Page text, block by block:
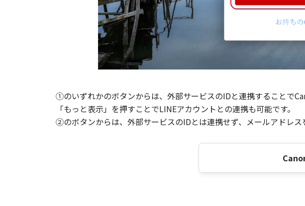
①のいずれかのボタンからは、外部サービスのIDと連携することで
「もっと表示」を押すことでLINEアカウントとの連携も可能です。
②のボタンからは、外部サービスのIDとは連携せず、メールアドレス